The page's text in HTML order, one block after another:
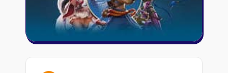
Naruto Mythos
Autres
Tapis de jeu